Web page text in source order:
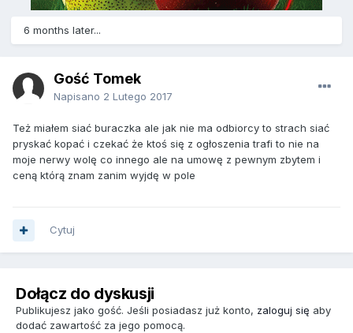
6 months later...
Gość Tomek
Napisano 2 Lutego 2017
Też miałem siać buraczka ale jak nie ma odbiorcy to strach siać
pryskać kopać i czekać że ktoś się z ogłoszenia trafi to nie na
moje nerwy wolę co innego ale na umowę z pewnym zbytem i
ceną którą znam zanim wyjdę w pole
Cytuj
Dołącz do dyskusji
Publikujesz jako gość. Jeśli posiadasz już konto, zaloguj się aby
dodać zawartość za jego pomocą.